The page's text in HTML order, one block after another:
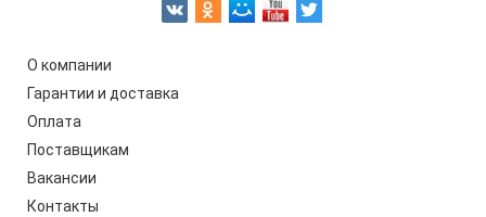
О компании
Гарантии и доставка
Оплата
Поставщикам
Вакансии
Контакты